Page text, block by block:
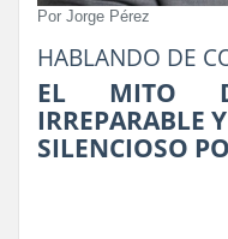
Por Jorge Pérez
HABLANDO DE
EL MITO
IRREPARABLE
SILENCIOSO